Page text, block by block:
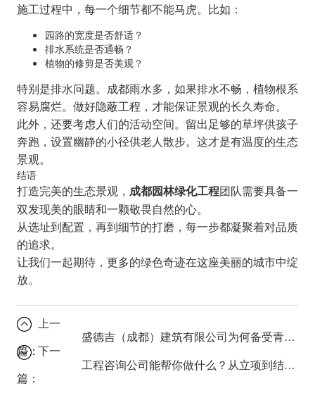
施工过程中，每一个细节都不能马虎。比如：
园路的宽度是否舒适？
排水系统是否通畅？
植物的修剪是否美观？
特别是排水问题。成都雨水多，如果排水不畅，植物根系
容易腐烂。做好隐蔽工程，才能保证景观的长久寿命。
此外，还要考虑人们的活动空间。留出足够的草坪供孩子
奔跑，设置幽静的小径供老人散步。这才是有温度的生态
景观。
结语
打造完美的生态景观， 成都园林绿化工程团队需要具备一
双发现美的眼睛和一颗敬畏自然的心。
从选址到配置，再到细节的打磨，每一步都凝聚着对品质
的追求。
让我们一起期待，更多的绿色奇迹在这座美丽的城市中绽
放。
上一
篇：
盛德吉（成都）建筑有限公司为何备受青睐？工程案例全解析
下一
篇：
工程咨询公司能帮你做什么？从立项到结算的一站式服务解析。